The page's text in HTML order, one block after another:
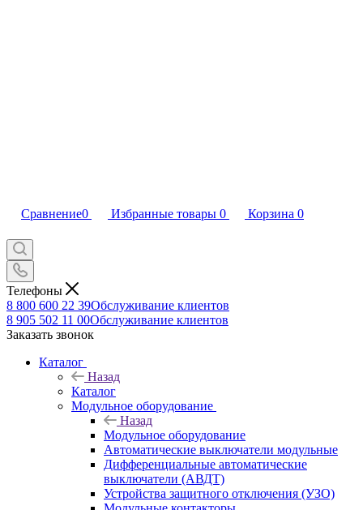
Сравнение0 Избранные товары 0 Корзина 0
Телефоны
8 800 600 22 39Обслуживание клиентов
8 905 502 11 00Обслуживание клиентов
Заказать звонок
Каталог
Назад
Каталог
Модульное оборудование
Назад
Модульное оборудование
Автоматические выключатели модульные
Дифференциальные автоматические
выключатели (АВДТ)
Устройства защитного отключения (УЗО)